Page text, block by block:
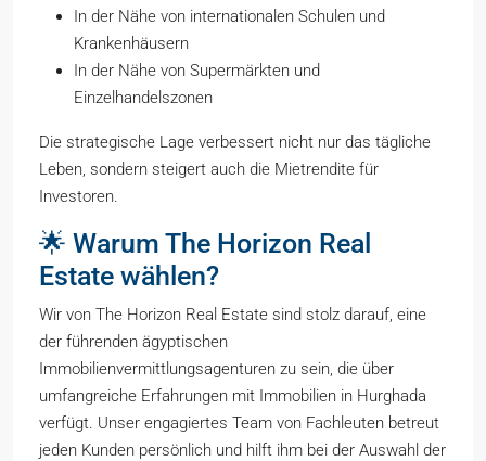
In der Nähe von internationalen Schulen und
Krankenhäusern
In der Nähe von Supermärkten und
Einzelhandelszonen
Die strategische Lage verbessert nicht nur das tägliche
Leben, sondern steigert auch die Mietrendite für
Investoren.
🌟 Warum The Horizon Real
Estate wählen?
Wir von The Horizon Real Estate sind stolz darauf, eine
der führenden ägyptischen
Immobilienvermittlungsagenturen zu sein, die über
umfangreiche Erfahrungen mit Immobilien in Hurghada
verfügt. Unser engagiertes Team von Fachleuten betreut
jeden Kunden persönlich und hilft ihm bei der Auswahl der